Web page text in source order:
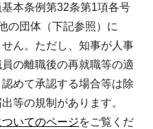
本条例第32条第1項各号
の団体（下記参照）に
ん。ただし、知事が人事
の離職後の再就職等の適
めて承認する場合等は除
等の規制があります。
いてのページをご覧くだ